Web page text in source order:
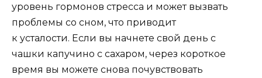
уровень гормонов стресса и может вызвать
проблемы со сном, что приводит
к усталости. Если вы начнете свой день с
чашки капучино с сахаром, через короткое
время вы можете снова почувствовать